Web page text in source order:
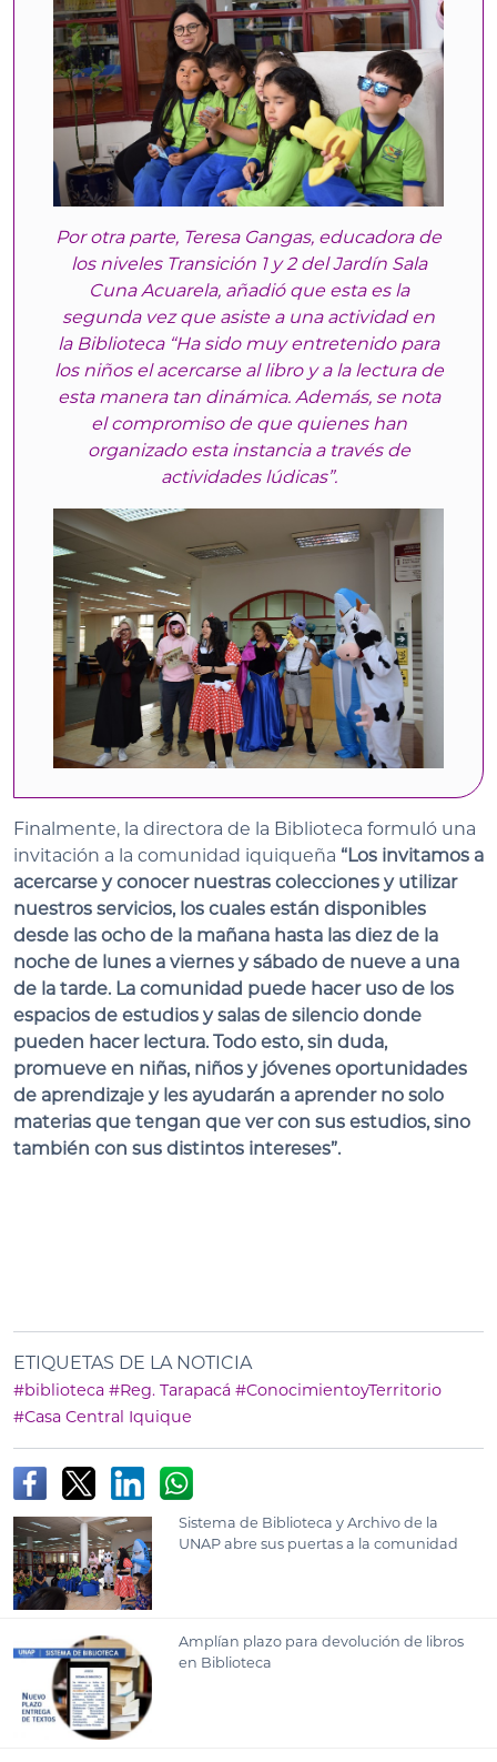
Por otra parte, Teresa Gangas, educadora de
los niveles Transición 1 y 2 del Jardín Sala
Cuna Acuarela, añadió que esta es la
segunda vez que asiste a una actividad en
la Biblioteca “Ha sido muy entretenido para
los niños el acercarse al libro y a la lectura de
esta manera tan dinámica. Además, se nota
el compromiso de que quienes han
organizado esta instancia a través de
actividades lúdicas”.
Finalmente, la directora de la Biblioteca formuló una
invitación a la comunidad iquiqueña “Los invitamos a
acercarse y conocer nuestras colecciones y utilizar
nuestros servicios, los cuales están disponibles
desde las ocho de la mañana hasta las diez de la
noche de lunes a viernes y sábado de nueve a una
de la tarde. La comunidad puede hacer uso de los
espacios de estudios y salas de silencio donde
pueden hacer lectura. Todo esto, sin duda,
promueve en niñas, niños y jóvenes oportunidades
de aprendizaje y les ayudarán a aprender no solo
materias que tengan que ver con sus estudios, sino
también con sus distintos intereses”.
ETIQUETAS DE LA NOTICIA
#biblioteca #Reg. Tarapacá #ConocimientoyTerritorio
#Casa Central Iquique
Sistema de Biblioteca y Archivo de la
UNAP abre sus puertas a la comunidad
Amplían plazo para devolución de libros
en Biblioteca